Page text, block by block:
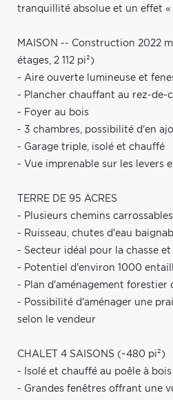
tranquillité absolue et un effet «
MAISON -- Construction 2022
étages, 2 112 pi²)
- Aire ouverte lumineuse et
- Plancher chauffant au rez-de-
- Foyer au bois
- 3 chambres, possibilité d'en
- Garage triple, isolé et chauffé
- Vue imprenable sur les levers
TERRE DE 95 ACRES
- Plusieurs chemins carrossables
- Ruisseau, chutes d'eau
- Secteur idéal pour la chasse
- Potentiel d'environ 1000
- Plan d'aménagement forestier
- Possibilité d'aménager une
selon le vendeur
CHALET 4 SAISONS (~480 pi²)
- Isolé et chauffé au poêle à bois
- Grandes fenêtres offrant une